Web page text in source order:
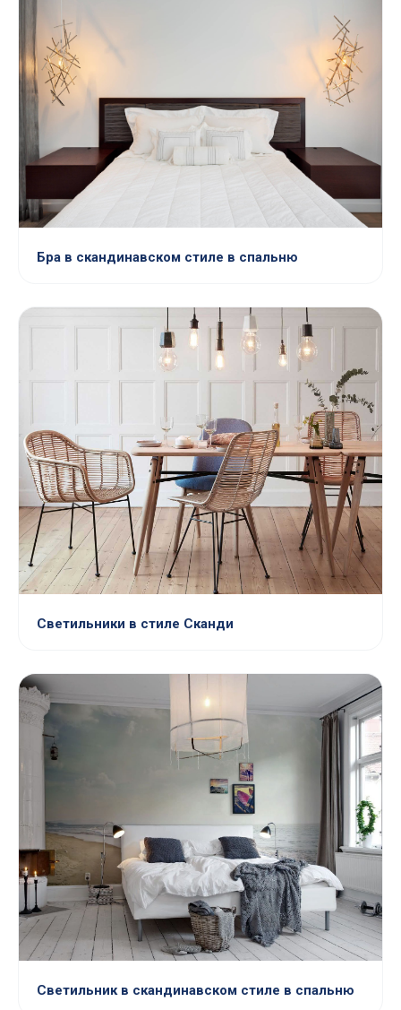
Бра в скандинавском стиле в спальню
Светильники в стиле Сканди
Светильник в скандинавском стиле в спальню